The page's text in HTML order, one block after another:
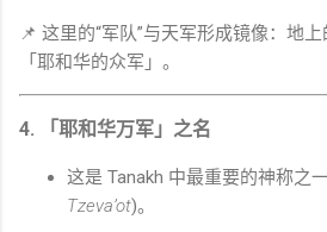
📌 这里的“军队”与天军形成镜像：地
「耶和华的众军」。
4. 「耶和华万军」之名
这是 Tanakh
Tzeva’ot)。